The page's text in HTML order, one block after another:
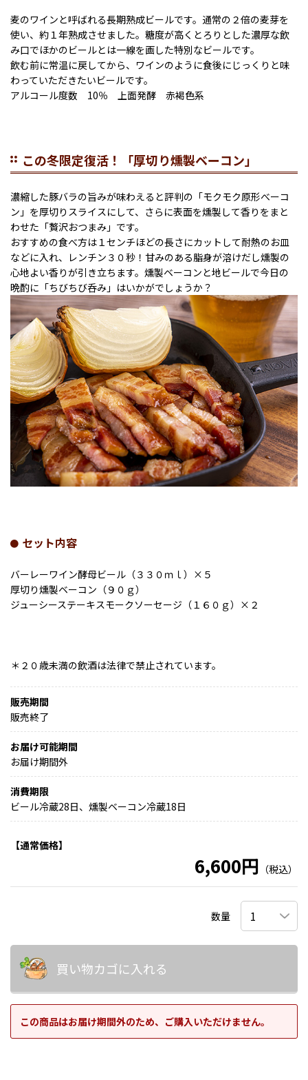
麦のワインと呼ばれる長期熟成ビールです。通常の２倍の麦芽を
使い、約１年熟成させました。糖度が高くとろりとした濃厚な飲
み口でほかのビールとは一線を画した特別なビールです。
飲む前に常温に戻してから、ワインのように食後にじっくりと味
わっていただきたいビールです。
アルコール度数 10％ 上面発酵 赤褐色系
この冬限定復活！「厚切り燻製ベーコン」
濃縮した豚バラの旨みが味わえると評判の「モクモク原形べーコ
ン」を厚切りスライスにして、さらに表面を燻製して香りをまと
わせた「贅沢おつまみ」です。
おすすめの食べ方は１センチほどの長さにカットして耐熱のお皿
などに入れ、レンチン３０秒！甘みのある脂身が溶けだし燻製の
心地よい香りが引き立ちます。燻製ベーコンと地ビールで今日の
晩酌に「ちびちび呑み」はいかがでしょうか？
セット内容
バーレーワイン酵母ビール（３３０ｍｌ）×５
厚切り燻製ベーコン（９０ｇ）
ジューシーステーキスモークソーセージ（１６０ｇ）×２
＊２０歳未満の飲酒は法律で禁止されています。
販売期間
販売終了
お届け可能期間
お届け期間外
消費期限
ビール冷蔵28日、燻製ベーコン冷蔵18日
【通常価格】
6,600円 （税込）
数量
買い物カゴに入れる
この商品はお届け期間外のため、ご購入いただけません。